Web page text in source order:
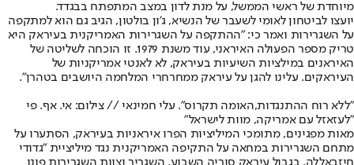
מיוחדת של ראשי הממשל, על מנת לדון במצב המתפתח בבגדד.
יועצו לביטחון לאומי לשעבר של הנשיא, ג'ון בולטון, הגיב גם הוא למתקפה
על השגרירות ואמר כי: "ההתקפה על השגרירות האמריקנית בעיראק היא
טריק מספר הפעולה האיראני, עוד משנת 1979. זו הוכחה לשליטה של
האיראנים במילציות השיעיות בעיראק, לא לאנטי אמריקניות של
העיראקים. עלינו להגן על עיראק ממחרחרי המלחמה היושבים בטהרן".
"ללא רוח ההתנגדות,האומה תקרוס". עלי חמינאי // צילום: אי. אף. פי
"לעזאזל עם אמריקה, מוות לישראל"
מאות מפגינים, מתומכי המיליציות הפרו איראניות בעיראק, הסתערו על
מתחם השגרירות במחאה על התקיפה האמריקנית נגד מיליציית "גדודי